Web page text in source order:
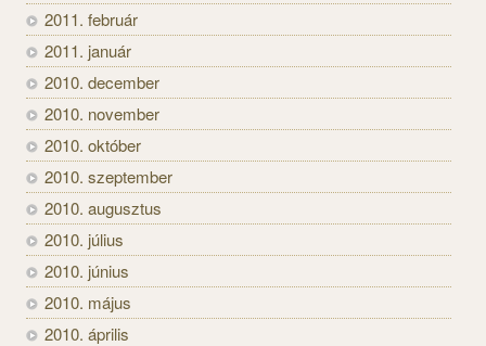
2011. február
2011. január
2010. december
2010. november
2010. október
2010. szeptember
2010. augusztus
2010. július
2010. június
2010. május
2010. április